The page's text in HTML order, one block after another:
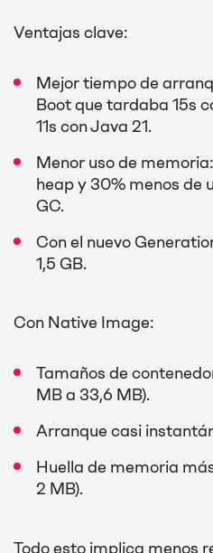
Ventajas clave:
Mejor tiempo de
Boot que tardaba 15s
11s con Java 21.
Menor uso de
heap y 30% menos de
GC.
Con el nuevo
1,5 GB.
Con Native Image:
Tamaños de
MB a 33,6 MB).
Arranque casi
Huella de memoria
2 MB).
Todo esto implica menos